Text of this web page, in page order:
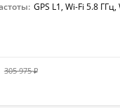
GPS L1, Wi-Fi 5.8
305 975₽